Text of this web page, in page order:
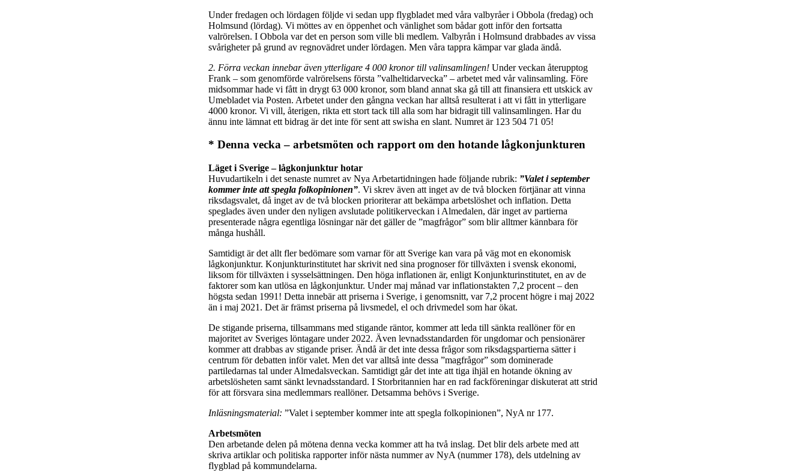
Under fredagen och lördagen följde vi sedan upp flygbladet med våra valbyråer i Obbola (fredag) och
Holmsund (lördag). Vi möttes av en öppenhet och vänlighet som bådar gott inför den fortsatta
valrörelsen. I Obbola var det en person som ville bli medlem. Valbyrån i Holmsund drabbades av vissa
svårigheter på grund av regnovädret under lördagen. Men våra tappra kämpar var glada ändå.
2. Förra veckan innebar även ytterligare 4 000 kronor till valinsamlingen! Under veckan återupptog
Frank – som genomförde valrörelsens första ”valheltidarvecka” – arbetet med vår valinsamling. Före
midsommar hade vi fått in drygt 63 000 kronor, som bland annat ska gå till att finansiera ett utskick av
Umebladet via Posten. Arbetet under den gångna veckan har alltså resulterat i att vi fått in ytterligare
4000 kronor. Vi vill, återigen, rikta ett stort tack till alla som har bidragit till valinsamlingen. Har du
ännu inte lämnat ett bidrag är det inte för sent att swisha en slant. Numret är 123 504 71 05!
* Denna vecka – arbetsmöten och rapport om den hotande lågkonjunkturen
Läget i Sverige – lågkonjunktur hotar
Huvudartikeln i det senaste numret av Nya Arbetartidningen hade följande rubrik: ”Valet i september
kommer inte att spegla folkopinionen”. Vi skrev även att inget av de två blocken förtjänar att vinna
riksdagsvalet, då inget av de två blocken prioriterar att bekämpa arbetslöshet och inflation. Detta
speglades även under den nyligen avslutade politikerveckan i Almedalen, där inget av partierna
presenterade några egentliga lösningar när det gäller de ”magfrågor” som blir alltmer kännbara för
många hushåll.
Samtidigt är det allt fler bedömare som varnar för att Sverige kan vara på väg mot en ekonomisk
lågkonjunktur. Konjunkturinstitutet har skrivit ned sina prognoser för tillväxten i svensk ekonomi,
liksom för tillväxten i sysselsättningen. Den höga inflationen är, enligt Konjunkturinstitutet, en av de
faktorer som kan utlösa en lågkonjunktur. Under maj månad var inflationstakten 7,2 procent – den
högsta sedan 1991! Detta innebär att priserna i Sverige, i genomsnitt, var 7,2 procent högre i maj 2022
än i maj 2021. Det är främst priserna på livsmedel, el och drivmedel som har ökat.
De stigande priserna, tillsammans med stigande räntor, kommer att leda till sänkta reallöner för en
majoritet av Sveriges löntagare under 2022. Även levnadsstandarden för ungdomar och pensionärer
kommer att drabbas av stigande priser. Ändå är det inte dessa frågor som riksdagspartierna sätter i
centrum för debatten inför valet. Men det var alltså inte dessa ”magfrågor” som dominerade
partiledarnas tal under Almedalsveckan. Samtidigt går det inte att tiga ihjäl en hotande ökning av
arbetslösheten samt sänkt levnadsstandard. I Storbritannien har en rad fackföreningar diskuterat att strid
för att försvara sina medlemmars reallöner. Detsamma behövs i Sverige.
Inläsningsmaterial: ”Valet i september kommer inte att spegla folkopinionen”, NyA nr 177.
Arbetsmöten
Den arbetande delen på mötena denna vecka kommer att ha två inslag. Det blir dels arbete med att
skriva artiklar och politiska rapporter inför nästa nummer av NyA (nummer 178), dels utdelning av
flygblad på kommundelarna.